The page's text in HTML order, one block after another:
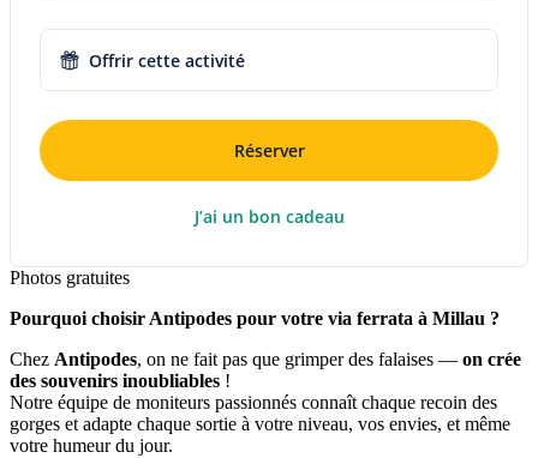
Offrir cette activité
Réserver
J’ai un bon cadeau
Photos gratuites
Pourquoi choisir Antipodes pour votre via ferrata à Millau ?
Chez Antipodes, on ne fait pas que grimper des falaises — on crée
des souvenirs inoubliables !
Notre équipe de moniteurs passionnés connaît chaque recoin des
gorges et adapte chaque sortie à votre niveau, vos envies, et même
votre humeur du jour.